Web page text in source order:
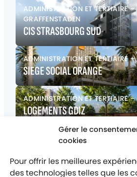
Gérer le
cookies
Pour offrir les meilleures
des technologies telles que les
ADMINISTRATION ET TERTIAIRE–
GRAFFENSTADEN
CIS STRASBOURG SUD
ADMINISTRATION ET TERTIAIRE–
SIEGE SOCIAL ORANGE
ADMINISTRATION ET TERTIAIRE–
LOGEMENTS GDIZ
ADMINISTRATION ET TERTIAIRE